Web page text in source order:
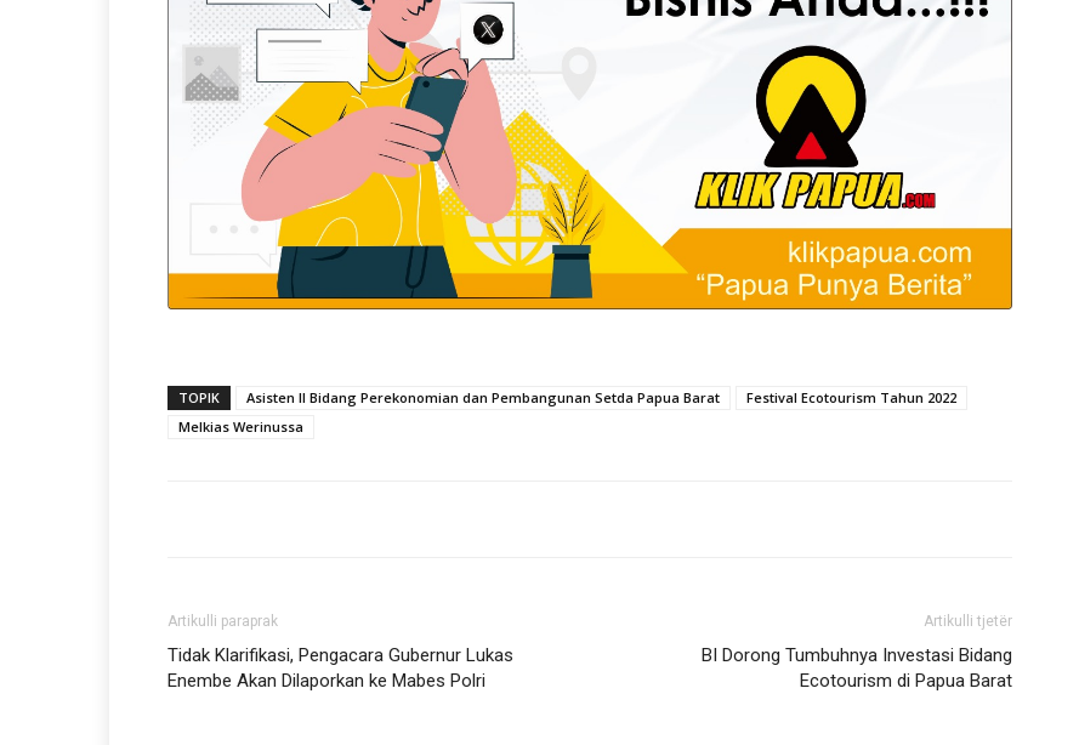
TOPIK Asisten II Bidang Perekonomian dan Pembangunan Setda Papua Barat
Festival Ecotourism Tahun 2022
Melkias Werinussa
Artikulli paraprak
Tidak Klarifikasi, Pengacara Gubernur Lukas
Enembe Akan Dilaporkan ke Mabes Polri
Artikulli tjetër
BI Dorong Tumbuhnya Investasi Bidang
Ecotourism di Papua Barat